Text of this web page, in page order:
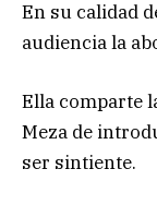
En su calidad
audiencia la
Ella comparte
Meza de
ser sintiente.